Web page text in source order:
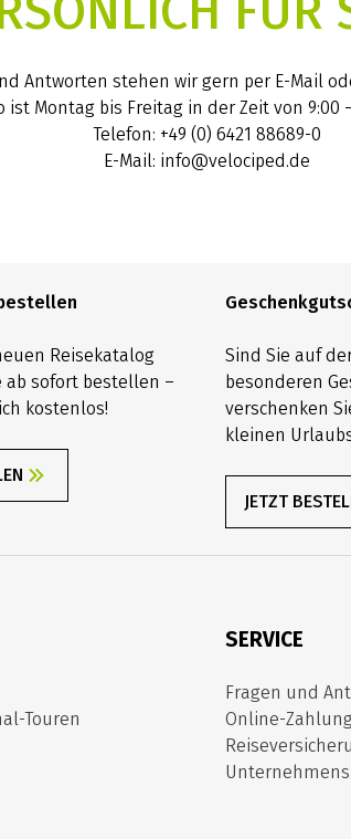
Antworten stehen wir gern per E-Mail
ist Montag bis Freitag in der Zeit von 9:00
Telefon: +49 (0) 6421 88689-0
E-Mail: info@velociped.de
Reisekatalog
ab sofort bestellen –
kostenlos!
Sind Sie auf
besonderen
verschenken
kleinen
JETZT
Touren
SERVICE
Fragen und
Online-